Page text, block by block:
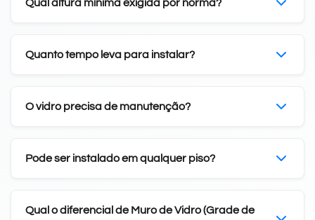
Qual altura mínima exigida por norma?
Quanto tempo leva para instalar?
O vidro precisa de manutenção?
Pode ser instalado em qualquer piso?
Qual o diferencial de Muro de Vidro (Grade de